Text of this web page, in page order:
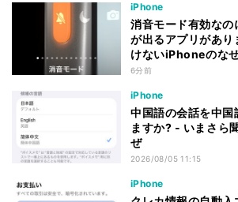
iPhone
消音モード有効な
が出るアプリがあ
けないiPhoneのな
6分前
iPhone
中国語の会話を中国
ますか? - いまさら
ぜ
2026/08/05 11:15
iPhone